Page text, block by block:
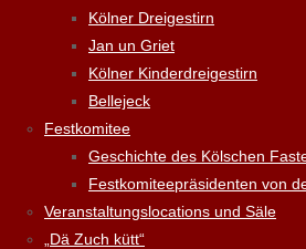
Kölner Dreigestirn
Jan un Griet
Kölner Kinderdreigestirn
Bellejeck
Festkomitee
Geschichte des Kölschen
Festkomiteepräsidenten von
Veranstaltungslocations und Säle
„Dä Zuch kütt“